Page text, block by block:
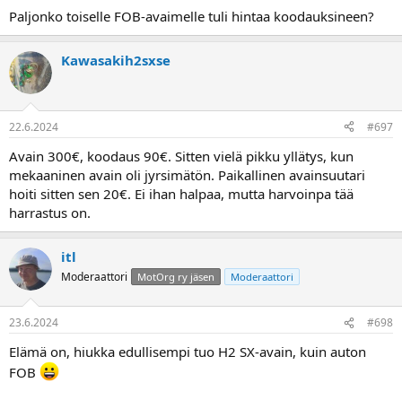
Paljonko toiselle FOB-avaimelle tuli hintaa koodauksineen?
Kawasakih2sxse
22.6.2024 #697
Avain 300€, koodaus 90€. Sitten vielä pikku yllätys, kun
mekaaninen avain oli jyrsimätön. Paikallinen avainsuutari
hoiti sitten sen 20€. Ei ihan halpaa, mutta harvoinpa tää
harrastus on.
itl
Moderaattori MotOrg ry jäsen Moderaattori
23.6.2024 #698
Elämä on, hiukka edullisempi tuo H2 SX-avain, kuin auton
FOB